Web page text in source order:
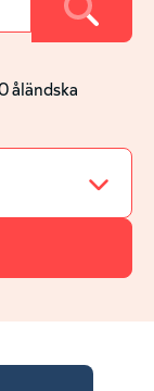
åländska